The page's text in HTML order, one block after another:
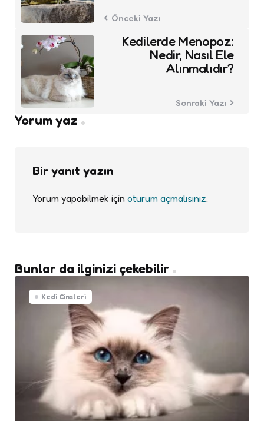
Önceki Yazı
Kedilerde Menopoz:
Nedir, Nasıl Ele
Alınmalıdır?
Sonraki Yazı
Yorum yaz
Bir yanıt yazın
Yorum yapabilmek için oturum açmalısınız.
Bunlar da ilginizi çekebilir
Kedi Cinsleri